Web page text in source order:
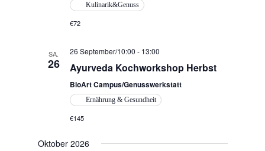
Kulinarik&Genuss
€72
SA.
26
26 September/10:00 - 13:00
Ayurveda Kochworkshop Herbst
BioArt Campus/Genusswerkstatt
Ernährung & Gesundheit
€145
Oktober 2026